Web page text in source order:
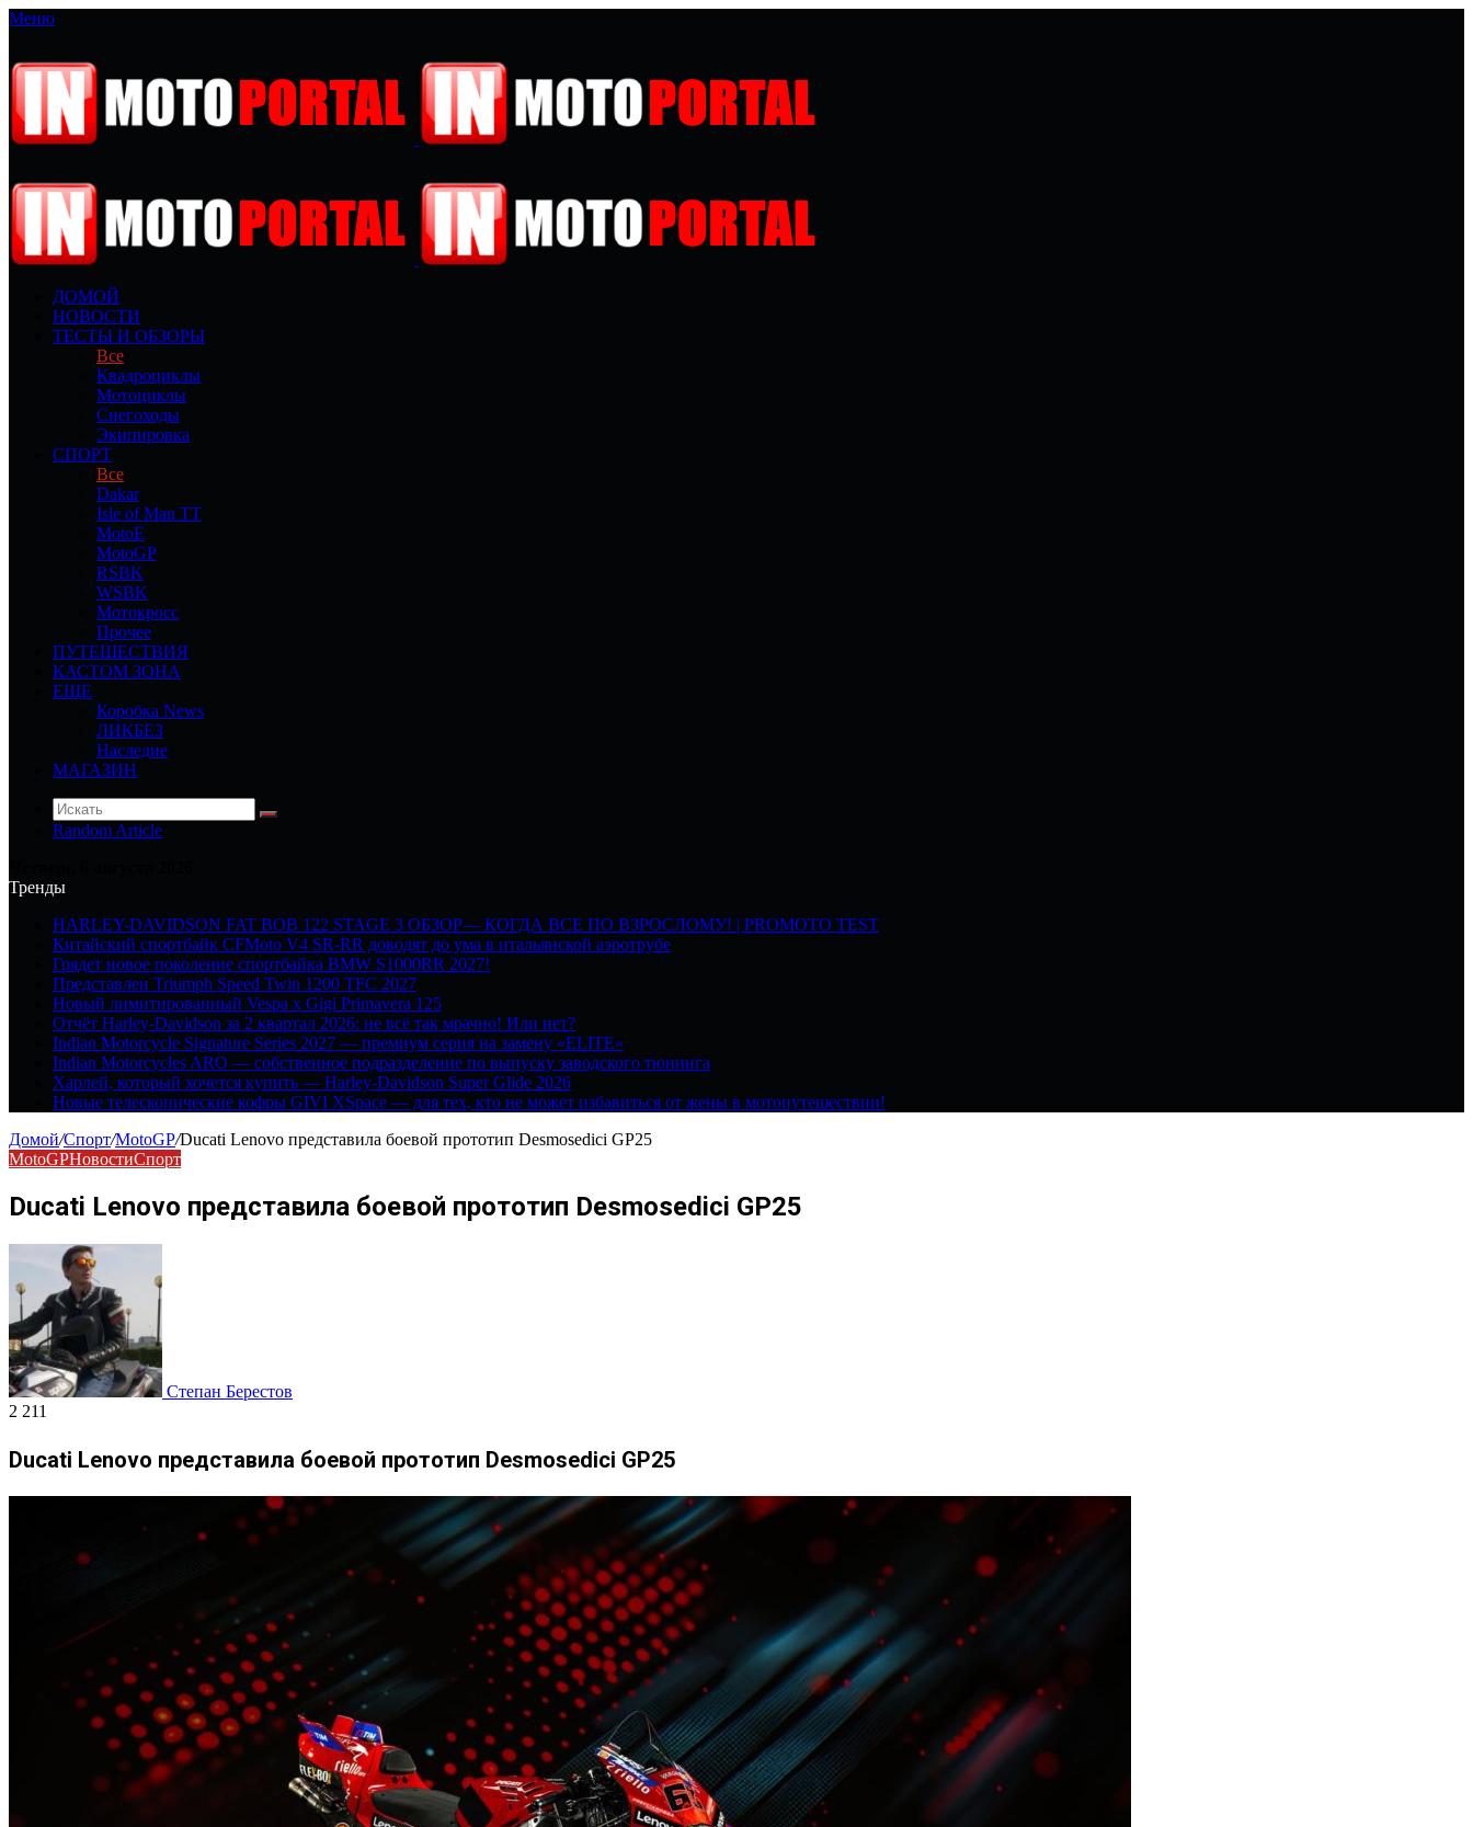
Меню
ДОМОЙ
НОВОСТИ
ТЕСТЫ И ОБЗОРЫ
Все
Квадроциклы
Мотоциклы
Снегоходы
Экипировка
СПОРТ
Все
Dakar
Isle of Man TT
MotoE
MotoGP
RSBK
WSBK
Мотокросс
Прочее
ПУТЕШЕСТВИЯ
КАСТОМ ЗОНА
ЕЩЕ
Коробка News
ЛИКБЕЗ
Наследие
МАГАЗИН
Random Article
Тренды
HARLEY-DAVIDSON FAT BOB 122 STAGE 3 ОБЗОР— КОГДА ВСЕ ПО ВЗРОСЛОМУ! | PROMOTO TEST
Китайский спортбайк CFMoto V4 SR-RR доводят до ума в итальянской аэротрубе
Грядет новое поколение спортбайка BMW S1000RR 2027!
Представлен Triumph Speed Twin 1200 TFC 2027
Новый лимитированный Vespa x Gigi Primavera 125
Отчёт Harley-Davidson за 2 квартал 2026: не всё так мрачно! Или нет?
Indian Motorcycle Signature Series 2027 — премиум серия на замену «ELITE»
Indian Motorcycles ARO — собственное подразделение по выпуску заводского тюнинга
Харлей, который хочется купить — Harley-Davidson Super Glide 2026
Новые телескопические кофры GIVI XSpace — для тех, кто не может избавиться от жены в мотопутешествии!
Домой/Спорт/MotoGP/Ducati Lenovo представила боевой прототип Desmosedici GP25
MotoGPНовостиСпорт
Ducati Lenovo представила боевой прототип Desmosedici GP25
Степан Берестов
2 211
Ducati Lenovo представила боевой прототип Desmosedici GP25